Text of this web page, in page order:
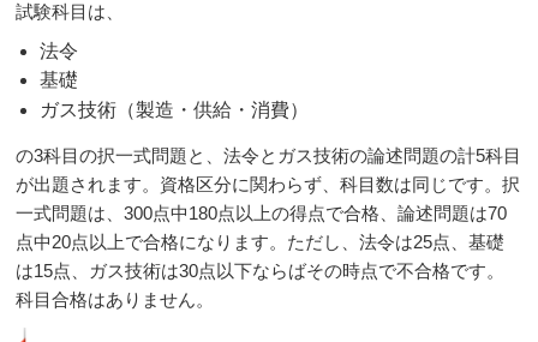
試験科目は、
法令
基礎
ガス技術（製造・供給・消費）
の3科目の択一式問題と、法令とガス技術の論述問題の計5科目
が出題されます。資格区分に関わらず、科目数は同じです。択
一式問題は、300点中180点以上の得点で合格、論述問題は70
点中20点以上で合格になります。ただし、法令は25点、基礎
は15点、ガス技術は30点以下ならばその時点で不合格です。
科目合格はありません。